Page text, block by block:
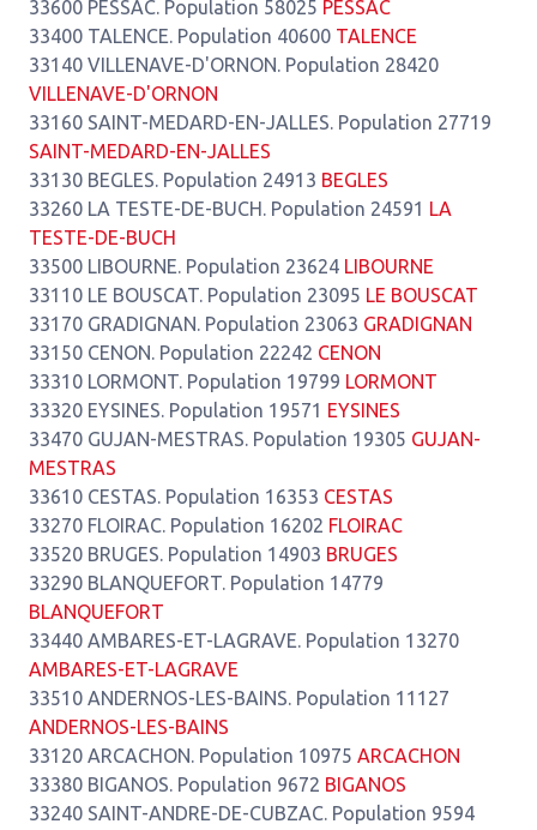
33600 PESSAC. Population 58025 PESSAC
33400 TALENCE. Population 40600 TALENCE
33140 VILLENAVE-D'ORNON. Population 28420
VILLENAVE-D'ORNON
33160 SAINT-MEDARD-EN-JALLES. Population 27719
SAINT-MEDARD-EN-JALLES
33130 BEGLES. Population 24913 BEGLES
33260 LA TESTE-DE-BUCH. Population 24591 LA
TESTE-DE-BUCH
33500 LIBOURNE. Population 23624 LIBOURNE
33110 LE BOUSCAT. Population 23095 LE BOUSCAT
33170 GRADIGNAN. Population 23063 GRADIGNAN
33150 CENON. Population 22242 CENON
33310 LORMONT. Population 19799 LORMONT
33320 EYSINES. Population 19571 EYSINES
33470 GUJAN-MESTRAS. Population 19305 GUJAN-
MESTRAS
33610 CESTAS. Population 16353 CESTAS
33270 FLOIRAC. Population 16202 FLOIRAC
33520 BRUGES. Population 14903 BRUGES
33290 BLANQUEFORT. Population 14779
BLANQUEFORT
33440 AMBARES-ET-LAGRAVE. Population 13270
AMBARES-ET-LAGRAVE
33510 ANDERNOS-LES-BAINS. Population 11127
ANDERNOS-LES-BAINS
33120 ARCACHON. Population 10975 ARCACHON
33380 BIGANOS. Population 9672 BIGANOS
33240 SAINT-ANDRE-DE-CUBZAC. Population 9594